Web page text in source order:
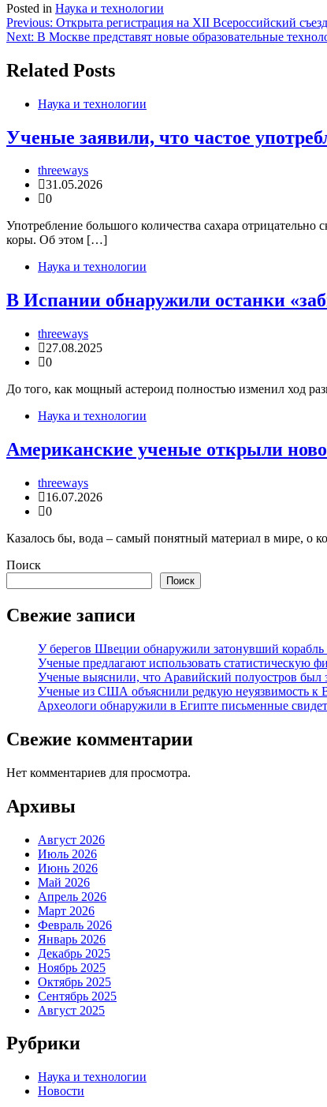
Posted in Наука и технологии
Навигация
по
записям
Previous: Открыта регистрация на XII Всероссийский
Next: В Москве представят новые образовательные
Related Posts
Наука и технологии
Ученые заявили, что частое
threeways
31.05.2026
0
Употребление большого количества сахара
коры. Об этом […]
Наука и технологии
В Испании обнаружили останки
threeways
27.08.2025
0
До того, как мощный астероид полностью изменил ход
Наука и технологии
Американские ученые открыли
threeways
16.07.2026
0
Казалось бы, вода – самый понятный материал в мире, о
Поиск
Поиск
Свежие записи
У берегов Швеции обнаружили затонувший корабль
Ученые предлагают использовать статистическую
Ученые выяснили, что Аравийский полуостров был
Ученые из США объяснили редкую неуязвимость к
Археологи обнаружили в Египте письменные
Свежие комментарии
Нет комментариев для просмотра.
Архивы
Август 2026
Июль 2026
Июнь 2026
Май 2026
Апрель 2026
Март 2026
Февраль 2026
Январь 2026
Декабрь 2025
Ноябрь 2025
Октябрь 2025
Сентябрь 2025
Август 2025
Рубрики
Наука и технологии
Новости